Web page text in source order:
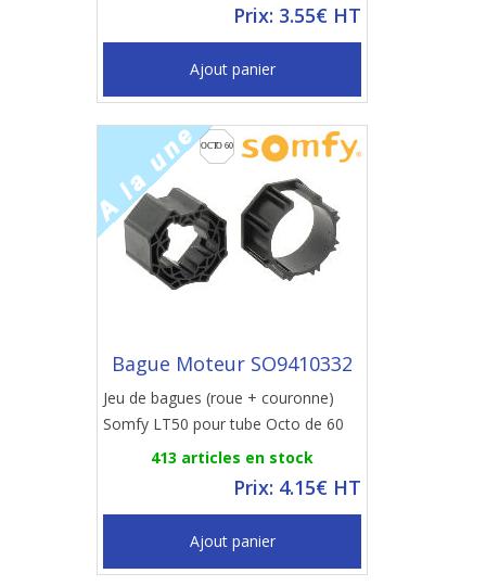
Prix: 3.55€ HT
Ajout panier
Bague Moteur SO9410332
Jeu de bagues (roue + couronne)
Somfy LT50 pour tube Octo de 60
413 articles en stock
Prix: 4.15€ HT
Ajout panier